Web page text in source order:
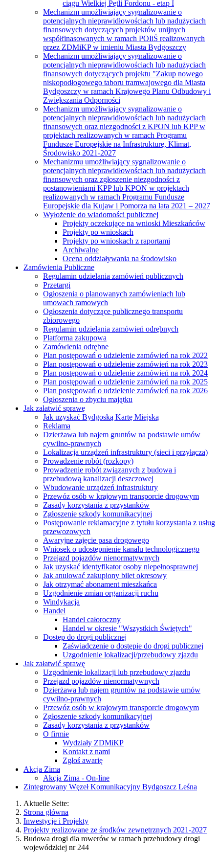
ciągu Wielkiej Pętli Fordonu - etap I
Mechanizm umożliwiający sygnalizowanie o
potencjalnych nieprawidłowościach lub nadużyciach
finansowych dotyczących projektów unijnych
współfinasowanych w ramach POIiŚ realizowanych
przez ZDMiKP w imieniu Miasta Bydgoszczy
Mechanizm umożliwiający sygnalizowanie o
potencjalnych nieprawidłowościach lub nadużyciach
finansowych dotyczących projektu "Zakup nowego
niskopodłogowego taboru tramwajowego dla Miasta
Bydgoszczy w ramach Krajowego Planu Odbudowy i
Zwiększania Odporności
Mechanizm umożliwiający sygnalizowanie o
potencjalnych nieprawidłowościach lub nadużyciach
finansowych oraz niezgodności z KPON lub KPP w
projektach realizowanych w ramach Programu
Fundusze Europejskie na Infrastrukturę, Klimat,
Środowisko 2021-2027
Mechanizmu umożliwiający sygnalizowanie o
potencjalnych nieprawidłowościach lub nadużyciach
finansowych oraz zgłoszenie niezgodności z
postanowieniami KPP lub KPON w projektach
realizowanych w ramach Programu Fundusze
Europejskie dla Kujaw i Pomorza na lata 2021 – 2027
Wyłożenie do wiadomości publicznej
Projekty oczekujące na wnioski Mieszkańców
Projekty po wnioskach
Projekty po wnioskach z raportami
Archiwalne
Ocena oddziaływania na środowisko
Zamówienia Publiczne
Regulamin udzielania zamówień publicznych
Przetargi
Ogłoszenia o planowanych zamówieniach lub
umowach ramowych
Ogłoszenia dotyczące publicznego transportu
zbiorowego
Regulamin udzielania zamówień odrębnych
Platforma zakupowa
Zamówienia odrębne
Plan postępowań o udzielenie zamówień na rok 2022
Plan postępowań o udzielenie zamówień na rok 2023
Plan postępowań o udzielenie zamówień na rok 2024
Plan postępowań o udzielenie zamówień na rok 2025
Plan postępowań o udzielenie zamówień na rok 2026
Ogłoszenia o zbyciu majątku
Jak załatwić sprawę
Jak uzyskać Bydgoską Kartę Miejską
Reklama
Dzierżawa lub najem gruntów na podstawie umów
cywilno-prawnych
Lokalizacja urządzeń infrastruktury (sieci i przyłącza)
Prowadzenie robót (rozkopy)
Prowadzenie robót związanych z budowa i
przebudową kanalizacji deszczowej
Wbudowanie urządzeń infrastruktury
Przewóz osób w krajowym transporcie drogowym
Zasady korzystania z przystanków
Zgłoszenie szkody komunikacyjnej
Postępowanie reklamacyjne z tytułu korzystania z usług
przewozowych
Awaryjne zajęcie pasa drogowego
Wniosek o udostępnienie kanału technologicznego
Przejazd pojazdów nienormatywnych
Jak uzyskać identyfikator osoby niepełnosprawnej
Jak anulować zakupiony bilet okresowy
Jak otrzymać abonament mieszkańca
Uzgodnienie zmian organizacji ruchu
Windykacja
Handel
Handel całoroczny
Handel w okresie "Wszystkich Świętych"
Dostęp do drogi publicznej
Zaświadczenie o dostępie do drogi publicznej
Uzgodnienie lokalizacji/przebudowy zjazdu
Jak załatwić sprawę
Uzgodnienie lokalizacji lub przebudowy zjazdu
Przejazd pojazdów nienormatywnych
Dzierżawa lub najem gruntów na podstawie umów
cywilno-prawnych
Przewóz osób w krajowym transporcie drogowym
Zgłoszenie szkody komunikacyjnej
Zasady korzystania z przystanków
O firmie
Wydziały ZDMiKP
Kontakt z nami
Zgłoś awarię
Akcja Zima
Akcja Zima - On-line
Zintegrowany Węzeł Komunikacyjny Bydgoszcz Leśna
Aktuelle Seite:
Strona główna
Inwestycje i Projekty
Projekty realizowane ze środków zewnętrznych 2021-2027
Budowa drogi dla rowerów w ramach przebudowy drogi
wojewódzkiej nr 244